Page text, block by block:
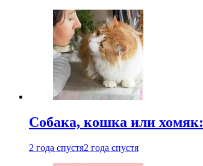
Собака, кошка или
2 года спустя2 года спустя